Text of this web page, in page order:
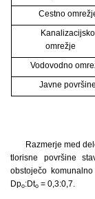
Cestno
Kanalizacijsko
omrežje
Vodovodno
Javne površine
Razmerje med
tlorisne površine
obstoječo
Dpo:Dto = 0,3:0,7.